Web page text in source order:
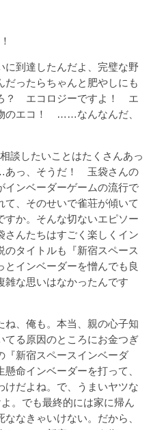
到達したんだよ、完璧な野
だったらちゃんと肥やしにも
？ エコロジーですよ！ エ
のエコ！ ……なんなんだ、
したいことはたくさんあっ
あっ、そうだ！ 玉袋さんの
インベーダーゲームの流行で
て、そのせいで雀荘が傾いて
すか。そんな切ないエピソー
さんたちはすごく楽しくイン
タイトルも『新宿スペース
とインベーダーを憎んでも良
雑な思いはなかったんです
、俺も。本当、親の心子知
てる原因のところにお金つぎ
『新宿スペースインベーダ
命インベーダーを打って、
けだよね。で、うまいヤツな
。でも最終的には家に帰ん
なきゃいけない。だから、